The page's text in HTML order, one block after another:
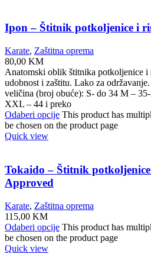
Ipon – Štitnik potkoljenice i
Karate, Zaštitna oprema
80,00 KM
Anatomski oblik štitnika potkoljenice i
udobnost i zaštitu. Lako za
veličina (broj obuće): S- do 34 M –
XXL – 44 i preko
Odaberi opcije This product has
be chosen on the product page
Quick view
Tokaido – Štitnik
Approved
Karate, Zaštitna oprema
115,00 KM
Odaberi opcije This product has
be chosen on the product page
Quick view